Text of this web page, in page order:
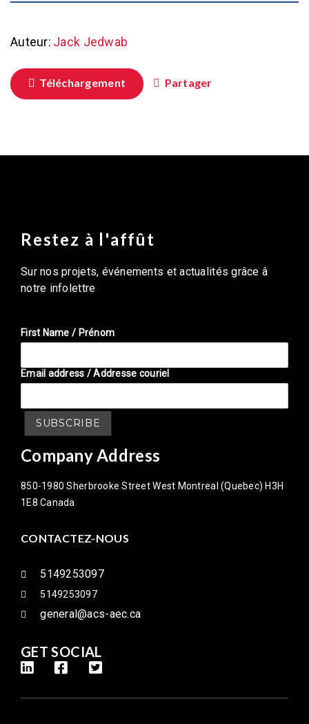
Auteur: Jack Jedwab
Téléchargement Partager
Restez à l'affût
Sur nos projets, événements et actualités grâce â
notre infolettre
First Name / Prénom
Email address / Addresse couriel
Company Address
850-1980 Sherbrooke Street West Montreal (Quebec) H3H
1E8 Canada
CONTACTEZ-NOUS
5149253097
5149253097
general@acs-aec.ca
GET SOCIAL